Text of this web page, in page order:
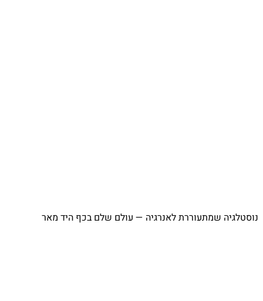
שמתעוררת לאנרגיה — עולם שלם בכף היד מאר